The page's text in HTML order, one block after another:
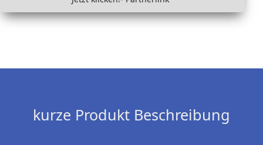
kurze Produkt Beschreibung